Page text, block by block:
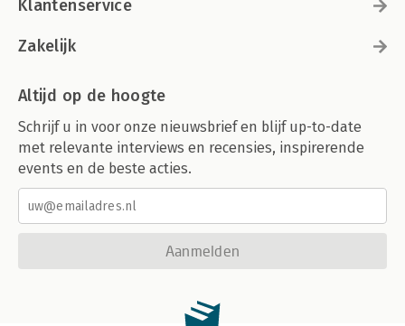
Klantenservice
Zakelijk
Altijd op de hoogte
Schrijf u in voor onze nieuwsbrief en blijf up-to-date
met relevante interviews en recensies, inspirerende
events en de beste acties.
Aanmelden